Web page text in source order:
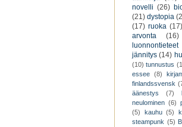
novelli (26)
(21) dystopia
(17) ruoka (17)
arvonta
(16)
luonnontieteet
jännitys (14)
(10) tunnustus
essee (8)
finlandssvensk
äänestys
(7)
neulominen (6)
(5)
kauhu (5)
steampunk (5)